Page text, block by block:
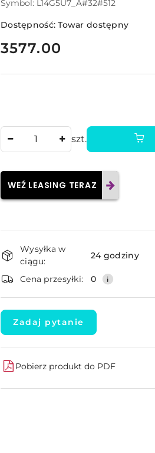
Symbol: L14G5U7_A#32#512
Dostępność:Towar dostępny
cena:
3577.00
szt.
WEŹ LEASING TERAZ
Dostępność
i
dostawa
Wysyłka w
ciągu:
24 godziny
Cena przesyłki: 0
Zadaj pytanie
Pobierz produkt do PDF